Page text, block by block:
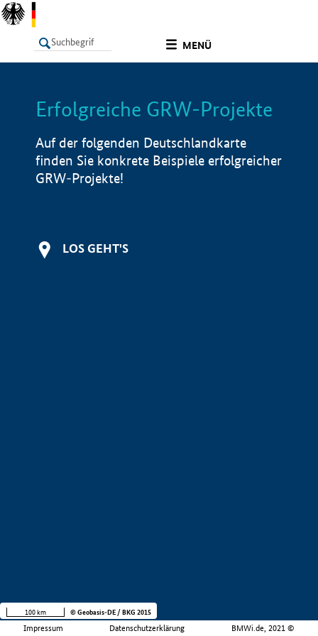
MENÜ
LISTE Info
Erfolgreiche GRW-Projekte
Auf der folgenden Deutschlandkarte
finden Sie konkrete Beispiele erfolgreicher
GRW-Projekte!
LOS GEHT'S
Impressum Datenschutzerklärung BMWi.de, 2021 ©
100 km © Geobasis-DE / BKG 2015